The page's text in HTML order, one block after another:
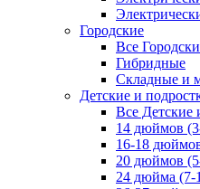
Городские
Все
Гибридные
Складные и
Детские и
Все Детские
14 дюймов
16-18
20 дюймов
24 дюйма (7-